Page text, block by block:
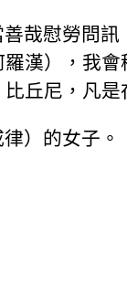
哉慰勞問
漢），我
丘尼，凡
）的女子。